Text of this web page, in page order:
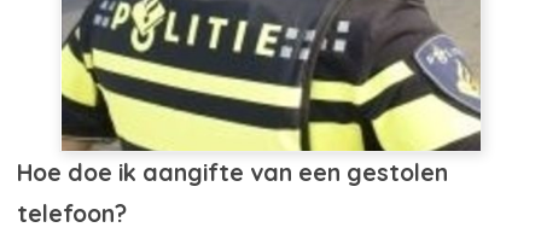
Hoe doe ik aangifte van een gestolen
telefoon?